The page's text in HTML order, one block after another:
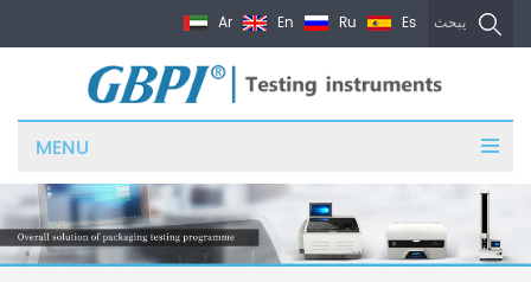
يبحث Ar En Ru Es
MENU